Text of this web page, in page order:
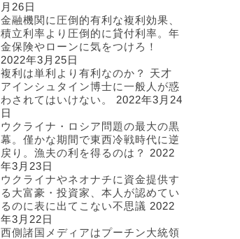
月26日
金融機関に圧倒的有利な複利効果、
積立利率より圧倒的に貸付利率。年
金保険やローンに気をつけろ！
2022年3月25日
複利は単利より有利なのか？ 天才
アインシュタイン博士に一般人が惑
わされてはいけない。
2022年3月24
日
ウクライナ・ロシア問題の最大の黒
幕。僅かな期間で東西冷戦時代に逆
戻り。漁夫の利を得るのは？
2022
年3月23日
ウクライナやネオナチに資金提供す
る大富豪・投資家、本人が認めてい
るのに表に出てこない不思議 2022
年3月22日
西側諸国メディアはプーチン大統領